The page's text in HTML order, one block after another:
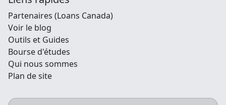
Partenaires (Loans Canada)
Voir le blog
Outils et Guides
Bourse d'études
Qui nous sommes
Plan de site